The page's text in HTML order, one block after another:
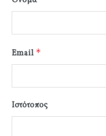
Email *
Ιστότοπος